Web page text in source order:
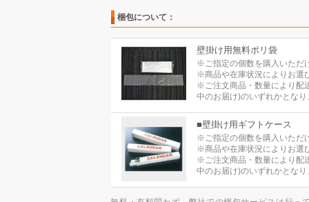
梱包について：
壁掛け用無料ポリ袋
※ご指定の個数を購入いただ
※商品や在庫状況によりお選
※ご注文商品・数量により配
中のお届け)のいずれかとなり
■壁掛け用ギフトケース
※ご指定の個数を購入いただ
※商品や在庫状況によりお選
※ご注文商品・数量により配
中のお届け)のいずれかとなり